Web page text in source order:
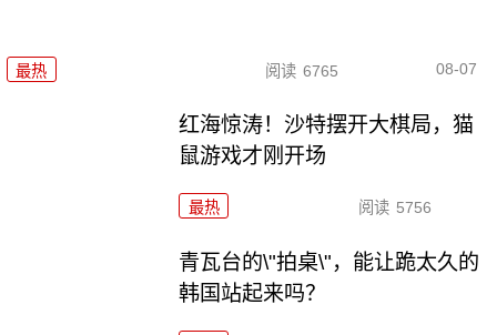
最热 阅读 6765 08-07
红海惊涛！沙特摆开大棋局，猫
鼠游戏才刚开场
最热 阅读 5756
青瓦台的\"拍桌\"，能让跪太久的
韩国站起来吗？